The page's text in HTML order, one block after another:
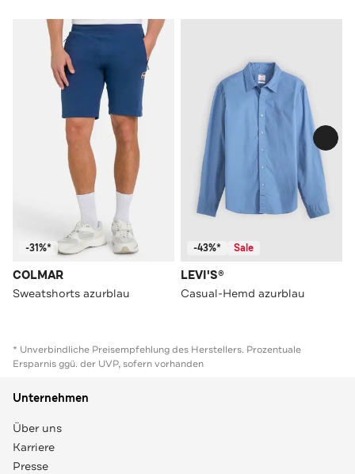
-31%*
COLMAR
Sweatshorts azurblau
-43%* Sale
LEVI'S®
Casual-Hemd azurblau
* Unverbindliche Preisempfehlung des Herstellers. Prozentuale
Ersparnis ggü. der UVP, sofern vorhanden
Unternehmen
Über uns
Karriere
Presse